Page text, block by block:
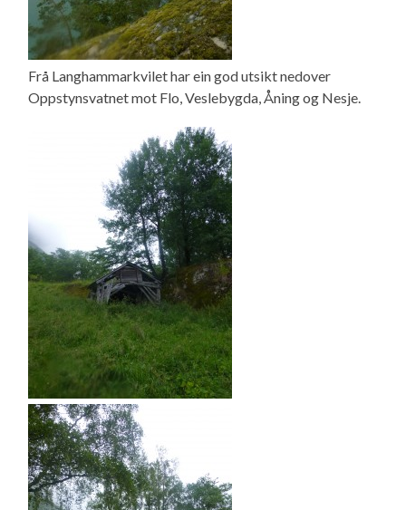
Frå Langhammarkvilet har ein god utsikt nedover
Oppstynsvatnet mot Flo, Veslebygda, Åning og Nesje.